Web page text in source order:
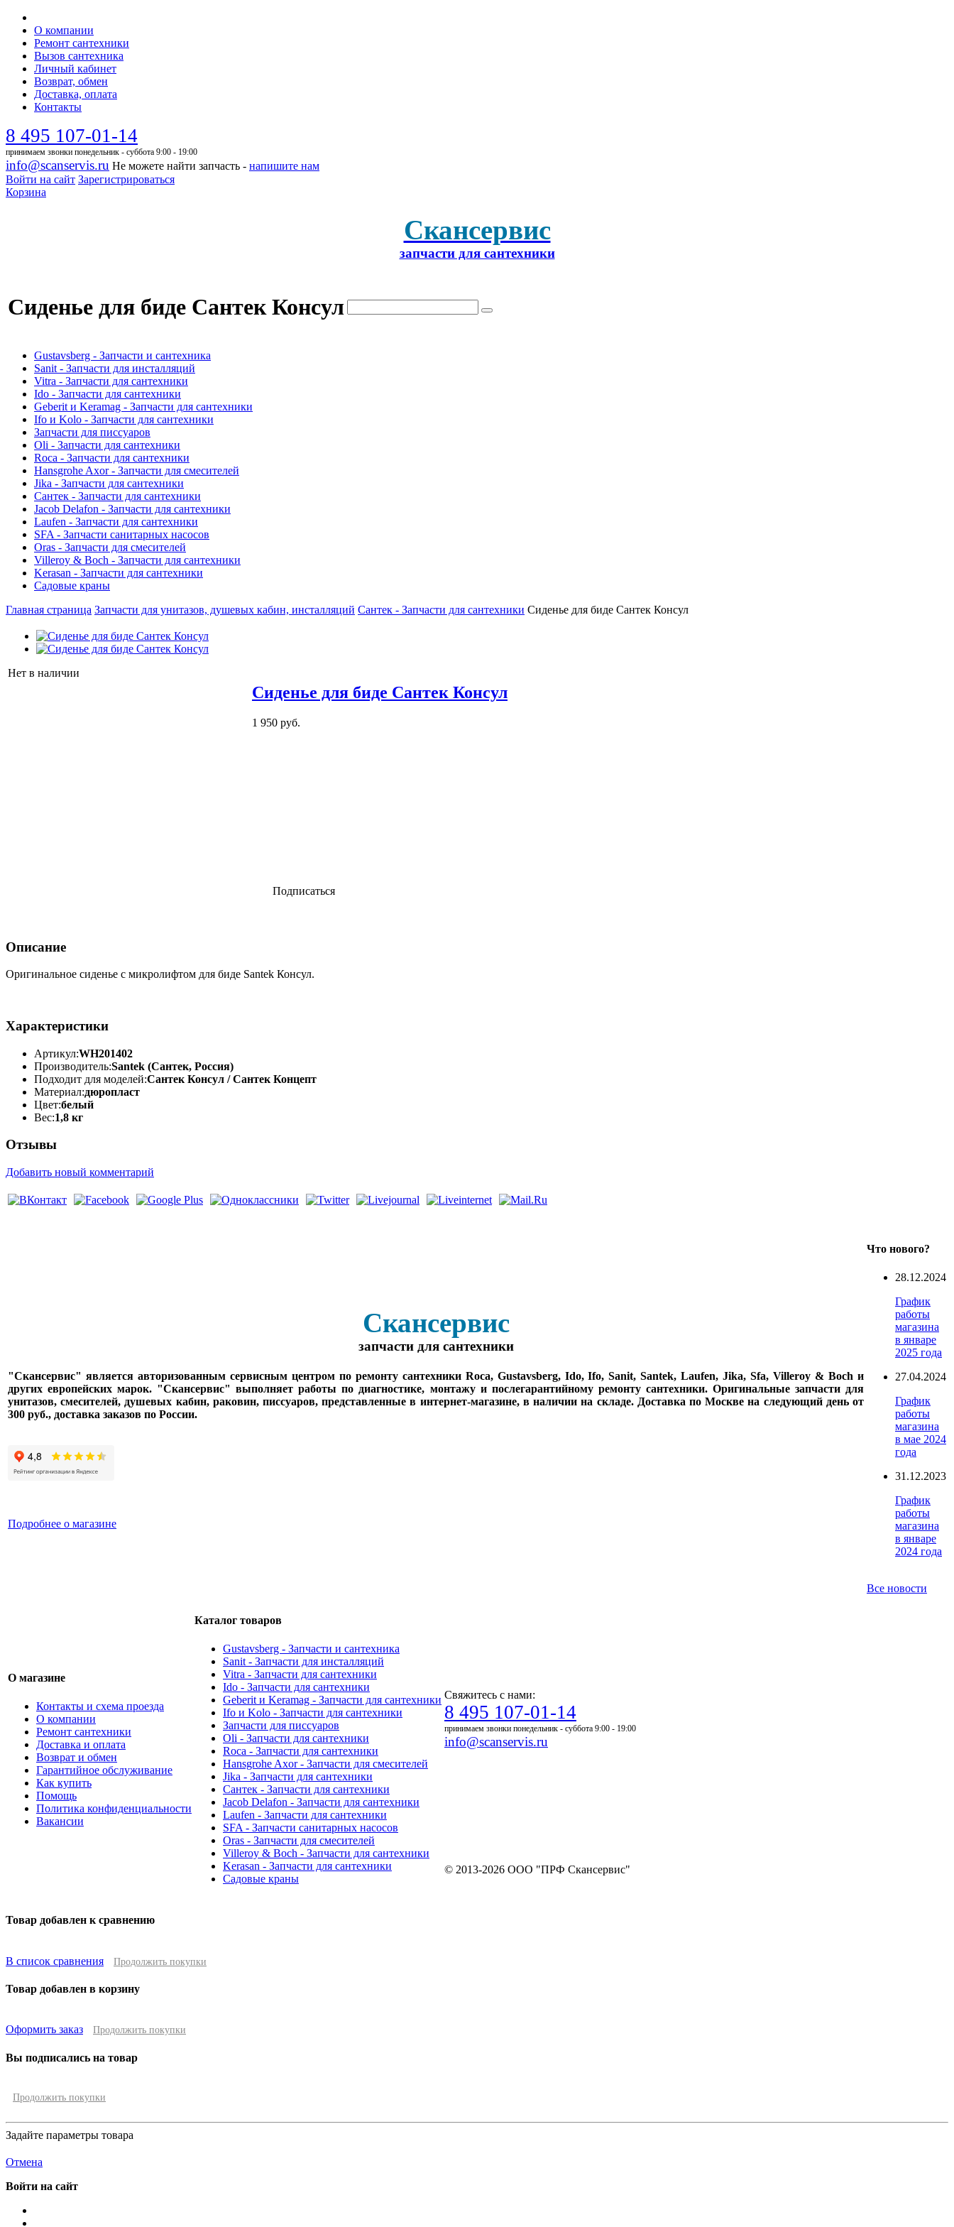
О компании
Ремонт сантехники
Вызов сантехника
Личный кабинет
Возврат, обмен
Доставка, оплата
Контакты
8 495 107-01-14
принимаем звонки понедельник - суббота 9:00 - 19:00
info@scanservis.ru Не можете найти запчасть - напишите нам
Войти на сайт Зарегистрироваться
Корзина
Скансервис
запчасти для сантехники
Сиденье для биде Сантек Консул
Gustavsberg - Запчасти и сантехника
Sanit - Запчасти для инсталляций
Vitra - Запчасти для сантехники
Ido - Запчасти для сантехники
Geberit и Keramag - Запчасти для сантехники
Ifo и Kolo - Запчасти для сантехники
Запчасти для писсуаров
Oli - Запчасти для сантехники
Roca - Запчасти для сантехники
Hansgrohe Axor - Запчасти для смесителей
Jika - Запчасти для сантехники
Сантек - Запчасти для сантехники
Jacob Delafon - Запчасти для сантехники
Laufen - Запчасти для сантехники
SFA - Запчасти санитарных насосов
Oras - Запчасти для смесителей
Villeroy & Boch - Запчасти для сантехники
Kerasan - Запчасти для сантехники
Садовые краны
Главная страница Запчасти для унитазов, душевых кабин, инсталляций Сантек - Запчасти для сантехники Сиденье для биде Сантек Консул
Нет в наличии
Сиденье для биде Сантек Консул
1 950 руб.
Подписаться
Описание
Оригинальное сиденье с микролифтом для биде Santek Консул.
Характеристики
Артикул:WH201402
Производитель:Santek (Сантек, Россия)
Подходит для моделей:Сантек Консул / Сантек Концепт
Материал:дюропласт
Цвет:белый
Вес:1,8 кг
Отзывы
Добавить новый комментарий
Скансервис
запчасти для сантехники
"Скансервис" является авторизованным сервисным центром по ремонту сантехники Roca, Gustavsberg, Ido, Ifo, Sanit, Santek, Laufen, Jika, Sfa, Villeroy & Boch и
других европейских марок. "Скансервис" выполняет работы по диагностике, монтажу и послегарантийному ремонту сантехники. Оригинальные запчасти для
унитазов, смесителей, душевых кабин, раковин, писсуаров, представленные в интернет-магазине, в наличии на складе. Доставка по Москве на следующий день от
300 руб., доставка заказов по России.
Подробнее о магазине
Что нового?
28.12.2024
График
работы
магазина
в январе
2025 года
27.04.2024
График
работы
магазина
в мае 2024
года
31.12.2023
График
работы
магазина
в январе
2024 года
Все новости
О магазине
Контакты и схема проезда
О компании
Ремонт сантехники
Доставка и оплата
Возврат и обмен
Гарантийное обслуживание
Как купить
Помощь
Политика конфиденциальности
Вакансии
Каталог товаров
Gustavsberg - Запчасти и сантехника
Sanit - Запчасти для инсталляций
Vitra - Запчасти для сантехники
Ido - Запчасти для сантехники
Geberit и Keramag - Запчасти для сантехники
Ifo и Kolo - Запчасти для сантехники
Запчасти для писсуаров
Oli - Запчасти для сантехники
Roca - Запчасти для сантехники
Hansgrohe Axor - Запчасти для смесителей
Jika - Запчасти для сантехники
Сантек - Запчасти для сантехники
Jacob Delafon - Запчасти для сантехники
Laufen - Запчасти для сантехники
SFA - Запчасти санитарных насосов
Oras - Запчасти для смесителей
Villeroy & Boch - Запчасти для сантехники
Kerasan - Запчасти для сантехники
Садовые краны
Свяжитесь с нами:
8 495 107-01-14
принимаем звонки понедельник - суббота 9:00 - 19:00
info@scanservis.ru
© 2013-2026 ООО "ПРФ Скансервис"
Товар добавлен к сравнению
В список сравнения Продолжить покупки
Товар добавлен в корзину
Оформить заказ Продолжить покупки
Вы подписались на товар
Продолжить покупки
Задайте параметры товара
Отмена
Войти на сайт